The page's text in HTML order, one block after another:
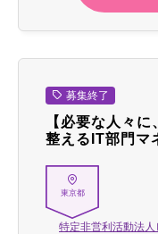
募集終了
【必要な人々
整えるIT部門マ
東京都
特定非営利活動法